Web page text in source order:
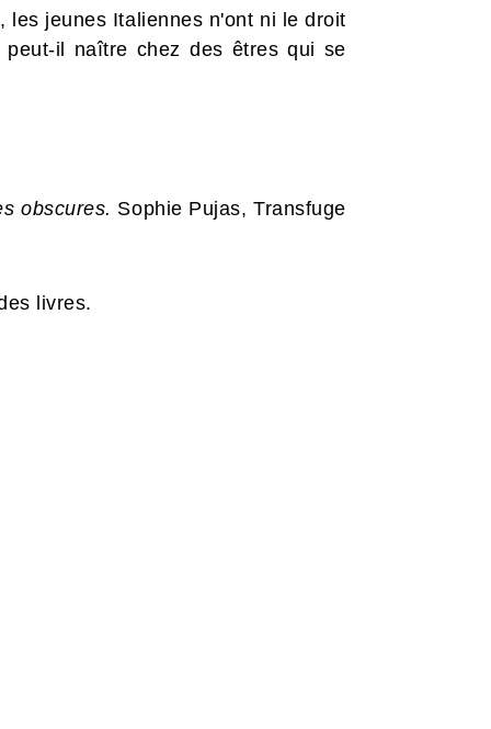
les jeunes Italiennes n'ont ni le droit
il naître chez des êtres qui se
obscures. Sophie Pujas, Transfuge
livres.